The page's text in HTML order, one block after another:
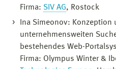
Firma: SIV AG, Rostock
Ina Simeonov:
unternehmensweiten
bestehendes Web-
Firma: Olympus Winter &